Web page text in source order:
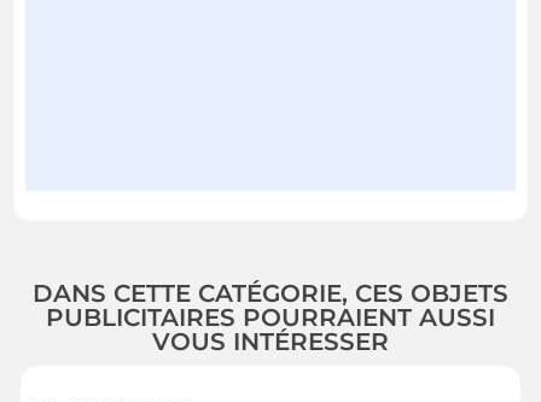
DANS CETTE CATÉGORIE, CES OBJETS
PUBLICITAIRES POURRAIENT AUSSI
VOUS INTÉRESSER